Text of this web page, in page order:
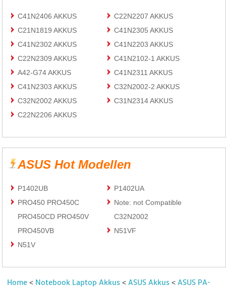
C41N2406 AKKUS
C22N2207 AKKUS
C21N1819 AKKUS
C41N2305 AKKUS
C41N2302 AKKUS
C41N2203 AKKUS
C22N2309 AKKUS
C41N2102-1 AKKUS
A42-G74 AKKUS
C41N2311 AKKUS
C41N2303 AKKUS
C32N2002-2 AKKUS
C32N2002 AKKUS
C31N2314 AKKUS
C22N2206 AKKUS
ASUS Hot Modellen
P1402UB
P1402UA
PRO450 PRO450C
PRO450CD PRO450V
PRO450VB
Note: not Compatible
C32N2002
N51VF
N51V
Home < Notebook Laptop Akkus <ASUS Akkus <ASUS PA-